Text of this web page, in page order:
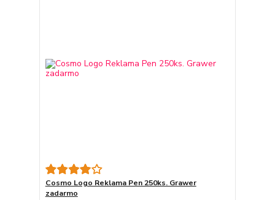
Cosmo Logo Reklama Pen 250ks. Grawer
zadarmo